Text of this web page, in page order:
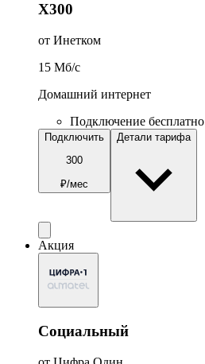
Х300
от Инетком
15 Мб/c
Домашний интернет
Подключение бесплатно
Подключить
300
₽/мес
Детали тарифа
Акция
Социальный